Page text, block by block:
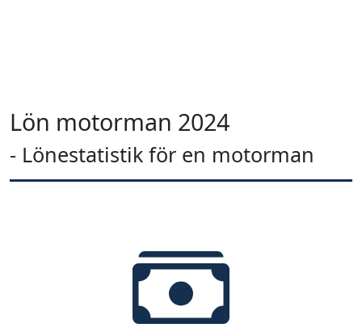
Lön motorman 2024
- Lönestatistik för en motorman